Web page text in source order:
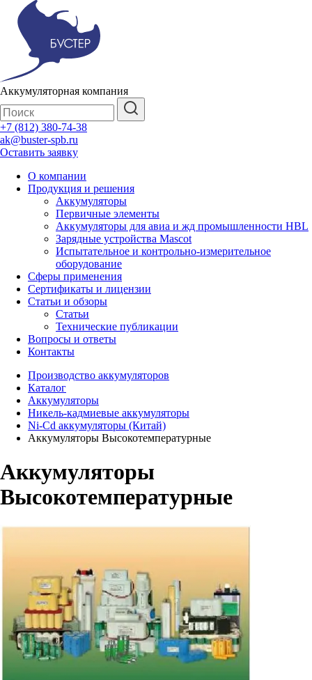
Аккумуляторная компания
+7 (812) 380-74-38
ak@buster-spb.ru
Оставить заявку
О компании
Продукция и решения
Аккумуляторы
Первичные элементы
Аккумуляторы для авиа и жд промышленности HBL
Зарядные устройства Mascot
Испытательное и контрольно-измерительное
оборудование
Сферы применения
Сертификаты и лицензии
Статьи и обзоры
Статьи
Технические публикации
Вопросы и ответы
Контакты
Производство аккумуляторов
Каталог
Аккумуляторы
Никель-кадмиевые аккумуляторы
Ni-Cd аккумуляторы (Китай)
Аккумуляторы Высокотемпературные
Аккумуляторы
Высокотемпературные